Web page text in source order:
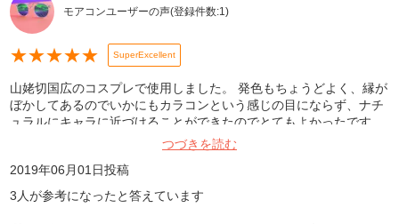
モアコンユーザーの声(登録件数:1)
★★★★★ SuperExcellent
山姥切国広のコスプレで使用しました。 発色もちょうどよく、縁が
ぼかしてあるのでいかにもカラコンという感じの目にならず、ナチ
ュラルにキャラに近づけることができたのでとてもよかったです。
乾燥も私はあまりしませんでした。 またリピしようと思います。
つづきを読む
2019年06月01日投稿
3 人が参考になったと答えています